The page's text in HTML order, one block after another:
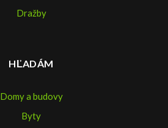
Dražby
HĽADÁM
Domy a budovy
Byty